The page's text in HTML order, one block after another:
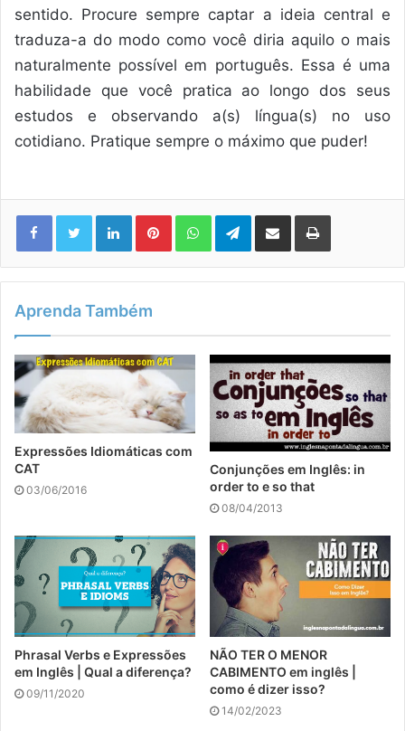
sentido. Procure sempre captar a ideia central e
traduza-a do modo como você diria aquilo o mais
naturalmente possível em português. Essa é uma
habilidade que você pratica ao longo dos seus
estudos e observando a(s) língua(s) no uso
cotidiano. Pratique sempre o máximo que puder!
LinkedinPinterestWhatsAppTelegram
Compartilhar via e-mail Imprimir
Aprenda Também
Expressões Idiomáticas com
CAT
03/06/2016
Conjunções em Inglês: in
order to e so that
08/04/2013
Phrasal Verbs e Expressões
em Inglês | Qual a diferença?
09/11/2020
NÃO TER O MENOR
CABIMENTO em inglês |
como é dizer isso?
14/02/2023